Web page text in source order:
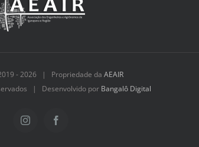
-2026 | Propriedade da AEAIR
| Desenvolvido por Bangalô Digital
InstagramFacebook